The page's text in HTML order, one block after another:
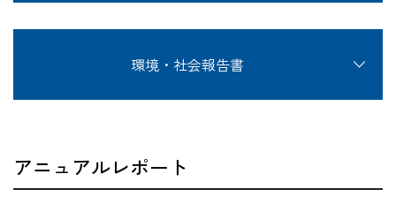
環境・社会報告書
アニュアルレポート